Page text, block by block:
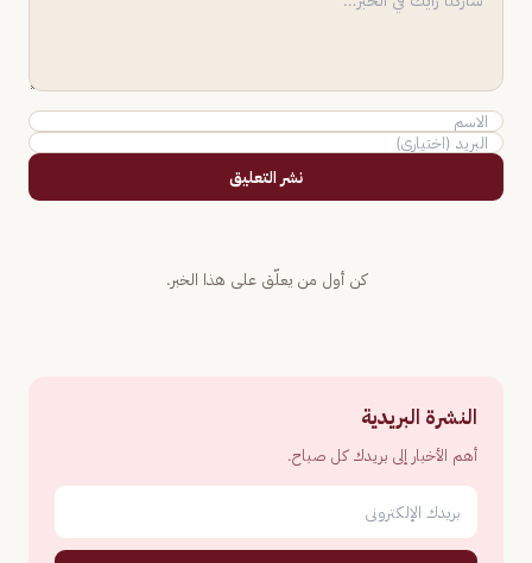
نشر التعليق
كن أول من يعلّق على هذا الخبر.
النشرة البريدية
أهم الأخبار إلى بريدك كل صباح.